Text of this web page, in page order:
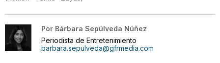
Por Bárbara Sepúlveda Núñez
Periodista de Entretenimiento
barbara.sepulveda@gfrmedia.com